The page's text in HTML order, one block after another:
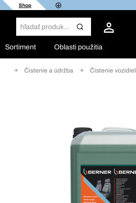
Shop
Sortiment Oblasti použitia
Čistenie a údržba Čistenie vozidiel